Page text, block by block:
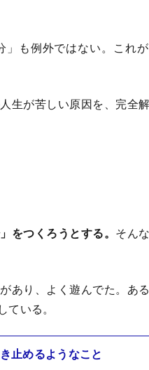
も例外ではない。これが
生が苦しい原因を、完全
をつくろうとする。 そん
あり、よく遊んでた。あ
いる。
止めるようなこと